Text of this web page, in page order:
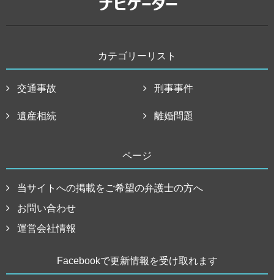
カテゴリーリスト
交通事故 刑事事件
遺産相続 離婚問題
ページ
当サイトへの掲載をご希望の弁護士の方へ
お問い合わせ
運営会社情報
Facebookで更新情報を受け取れます